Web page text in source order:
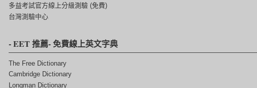
多益考試官方線上分級測驗 (免費)
台灣測驗中心
- EET 推薦- 免費線上英文字典
The Free Dictionary
Cambridge Dictionary
Longman Dictionary